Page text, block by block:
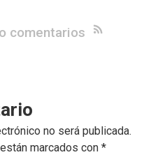
comentarios
no será publicada.
marcados con *